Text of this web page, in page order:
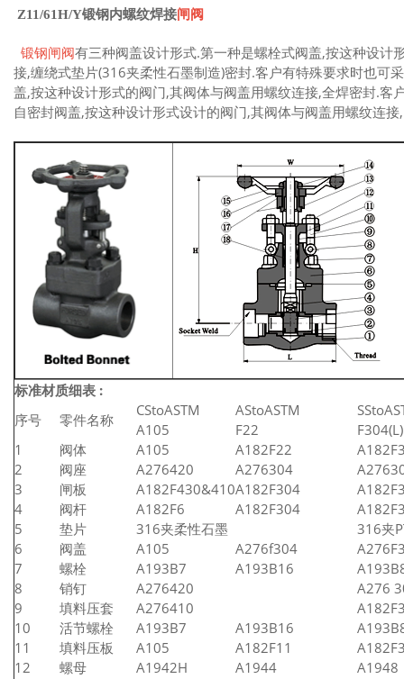
Z11/61H/Y锻钢内螺纹焊接闸阀
锻钢闸阀有三种阀盖设计形式.第一种是螺栓式阀盖,按这种设计
接,缠绕式垫片(316夹柔性石墨制造)密封.客户有特殊要求时也可
盖,按这种设计形式的阀门,其阀体与阀盖用螺纹连接,全焊密封.客
自密封阀盖,按这种设计形式设计的阀门,其阀体与阀盖用螺纹连
标准材质细表 :
序号
零件名称
CStoASTM AStoASTM
A105
F22
F304(L)
1
阀体 A105 A182F22
2
阀座 A276420 A276304
3
闸板 A182F430&410A182F304
4
阀杆 A182F6 A182F304
5
垫片 316夹柔性石墨
316夹
6
阀盖 A105 A276f304
7
螺栓 A193B7 A193B16
8
销钉 A276420
A276
9
填料压套 A276410
10
活节螺栓 A193B7 A193B16
11
填料压板 A105 A182F11
12
螺母 A1942H A1944
A1948